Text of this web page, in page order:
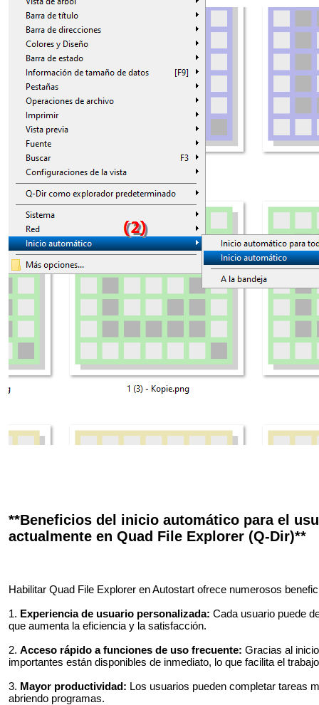
**Beneficios del inicio automático para el
actualmente en Quad File Explorer (Q-Dir)**
Habilitar Quad File Explorer en Autostart ofrece numerosos
1. Experiencia de usuario personalizada: Cada usuario puede
que aumenta la eficiencia y la satisfacción.
2. Acceso rápido a funciones de uso frecuente: Gracias al
importantes están disponibles de inmediato, lo que facilita el
3. Mayor productividad: Los usuarios pueden completar tareas
abriendo programas.